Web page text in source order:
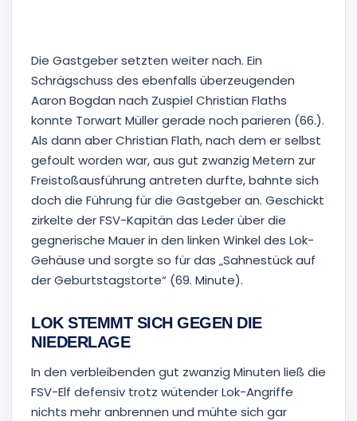
Die Gastgeber setzten weiter nach. Ein
Schrägschuss des ebenfalls überzeugenden
Aaron Bogdan nach Zuspiel Christian Flaths
konnte Torwart Müller gerade noch parieren (66.).
Als dann aber Christian Flath, nach dem er selbst
gefoult worden war, aus gut zwanzig Metern zur
Freistoßausführung antreten durfte, bahnte sich
doch die Führung für die Gastgeber an. Geschickt
zirkelte der FSV-Kapitän das Leder über die
gegnerische Mauer in den linken Winkel des Lok-
Gehäuse und sorgte so für das „Sahnestück auf
der Geburtstagstorte“ (69. Minute).
LOK STEMMT SICH GEGEN DIE
NIEDERLAGE
In den verbleibenden gut zwanzig Minuten ließ die
FSV-Elf defensiv trotz wütender Lok-Angriffe
nichts mehr anbrennen und mühte sich gar